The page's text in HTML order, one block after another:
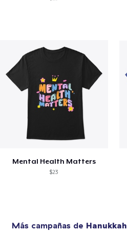
Mental Health Matters
$23
Más campañas de Hanukkah